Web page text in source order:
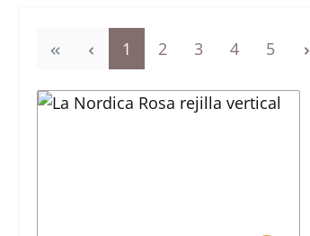
Página
1 Página
2 Página
3 Página
4 Página
5